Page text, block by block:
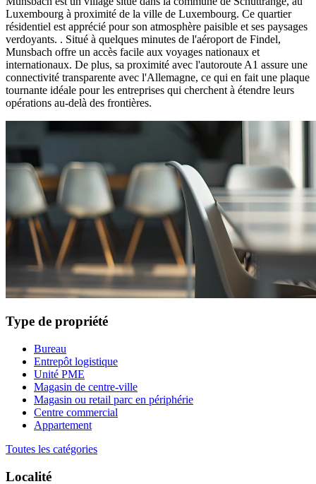
Luxembourg à proximité de la ville de Luxembourg. Ce quartier
résidentiel est apprécié pour son atmosphère paisible et ses paysages
verdoyants. . Situé à quelques minutes de l'aéroport de Findel,
Munsbach offre un accès facile aux voyages nationaux et
internationaux. De plus, sa proximité avec l'autoroute A1 assure une
connectivité transparente avec l'Allemagne, ce qui en fait une plaque
tournante idéale pour les entreprises qui cherchent à étendre leurs
opérations au-delà des frontières.
Type de propriété
Bureau
Entrepôt logistique
Unité PME
Magasin de centre-ville
Magasin ou retail parc en périphérie
Centre commercial
Appartement
Toutes les catégories
Localité